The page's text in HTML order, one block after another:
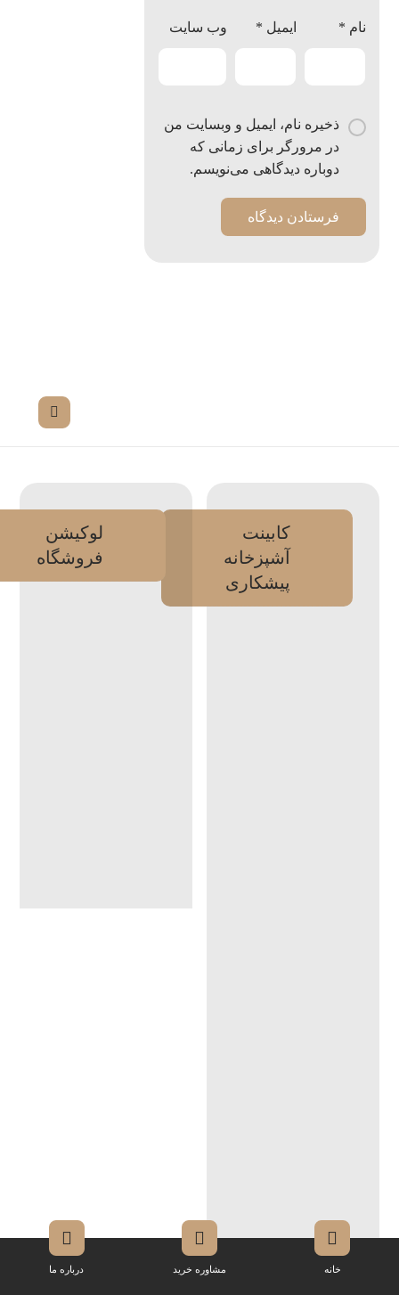
نام * ایمیل * وب‌ سایت
ذخیره نام، ایمیل و وبسایت من
در مرورگر برای زمانی که
دوباره دیدگاهی می‌نویسم.
کابینت
آشپزخانه
پیشکاری
لوکیشن
فروشگاه
خانه مشاوره خرید درباره ما